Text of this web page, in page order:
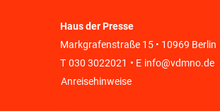
Haus der Presse
Markgrafenstraße 15 • 10969 Berlin
T 030 3022021 • E info@vdmno.de
Anreisehinweise